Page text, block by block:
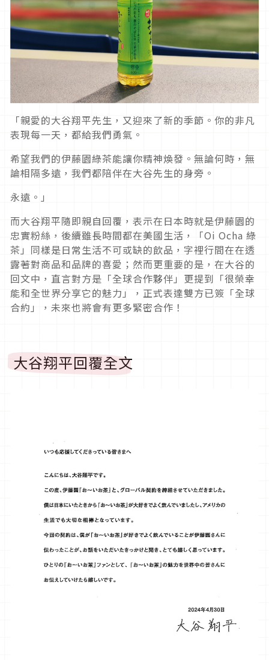
「親愛的大谷翔平先生，又迎來了新的季節。你的非凡
表現每一天，都給我們勇氣。
希望我們的伊藤園綠茶能讓你精神煥發。無論何時，無
論相隔多遠，我們都陪伴在大谷先生的身旁。
永遠。」
而大谷翔平隨即親自回覆，表示在日本時就是伊藤園的
忠實粉絲，後續雖長時間都在美國生活，「Oi Ocha 綠
茶」同樣是日常生活不可或缺的飲品，字裡行間在在透
露著對商品和品牌的喜愛；然而更重要的是，在大谷的
回文中，直言對方是「全球合作夥伴」更提到「很榮幸
能和全世界分享它的魅力」，正式表達雙方已簽「全球
合約」，未來也將會有更多緊密合作！
大谷翔平回覆全文